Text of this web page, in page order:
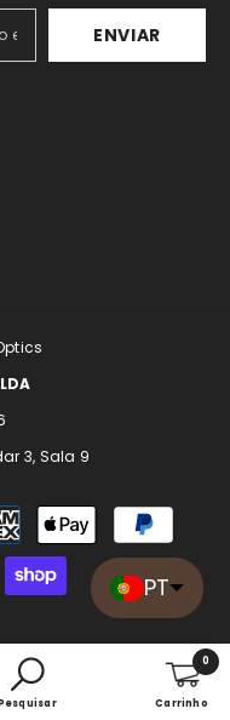
ENVIAR
3, Sala 9
Carrinho
0
0
PT